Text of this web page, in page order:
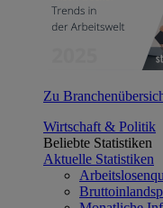
Zu
Wirtschaft & Politik
Beliebte Statistiken
Aktuelle Statistiken